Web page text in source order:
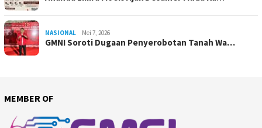
NASIONAL Mei 7, 2026
GMNI Soroti Dugaan Penyerobotan Tanah Wa…
MEMBER OF